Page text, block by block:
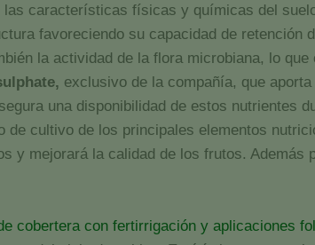
las características físicas y químicas del
favoreciendo su capacidad de retención
la actividad de la flora microbiana, lo
exclusivo de la compañía, que
una disponibilidad de estos nutrientes
cultivo de los principales elementos
y mejorará la calidad de los frutos.
cobertera con fertirrigación y aplicaciones